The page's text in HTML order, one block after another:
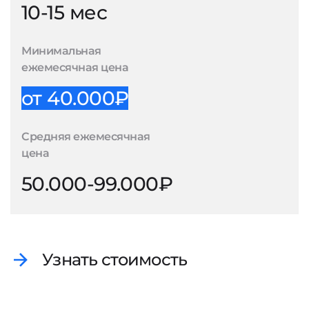
10-15 мес
Минимальная
ежемесячная цена
от 40.000₽
Средняя ежемесячная
цена
50.000-99.000₽
Узнать стоимость